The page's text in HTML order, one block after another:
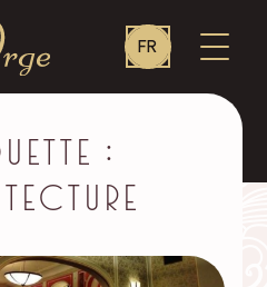
Language
switcher
FR
LE
: